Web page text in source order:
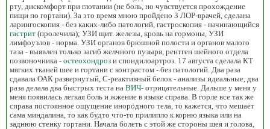
рту, дискомфорт при глотании (не боль, но чувствуется прохождение
пищи по гортани). За это время мною пройдено 3 ЛОР-врачей, сделана
ларингоскопия - без каких-либо патологий, гастроскопия - начинающийся
гастрит (пролечила); УЗИ щит. железы, кровь на гормоны, УЗИ
лимфоузлов - норма. УЗИ органов брюшной полости и органов малого
таза - выявлен только загиб желчного пузыря, рентген шейного отдела
позвоночника - остеохондроз и спондилоартроз. 17 августа сделала КТ
мягких тканей шее и гортани с контрастом - без патологий. Два раза
сдавала ОАК развернутый, С-реактивный белок - анализы идеальные, два
раза делала два быстрых теста на ВИЧ- отрицательные. Дальше у меня у
меня появилась легкая боль и жжение в языке справа. В горле все так же
справа постоянное ощущение инородного тела, то кажется, что мешает
сама миндалина, то как будто что-то прилипло к корню языка или на
заднюю стенку гортани. Начала болеть с этой же стороны шея и голова,